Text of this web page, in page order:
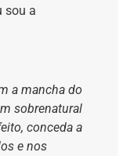
sou a
a mancha do
sobrenatural
conceda a
e nos